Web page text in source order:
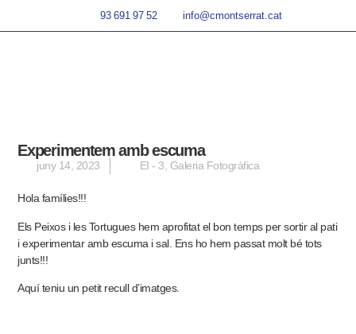
93 691 97 52 info@cmontserrat.cat
Experimentem amb escuma
juny 14, 2023 EI - 3 Galeria Fotogràfica
Hola famílies!!!
Els Peixos i les Tortugues hem aprofitat el bon temps per sortir al pati
i experimentar amb escuma i sal. Ens ho hem passat molt bé tots
junts!!!
Aquíteniu un petit recull d’imatges.